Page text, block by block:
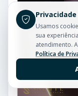
Usamos
sua
atendimento.
Política de